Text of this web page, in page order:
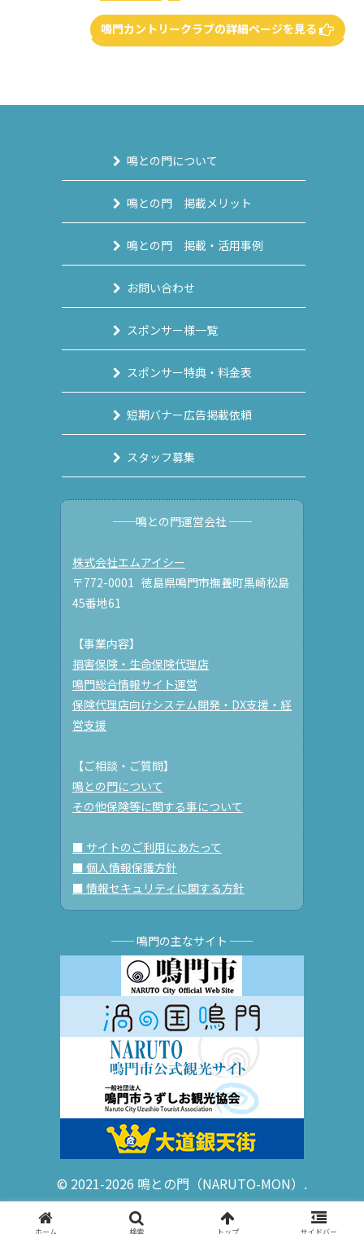
鳴門カントリークラブの詳細ページを見る
鳴との門について
鳴との門 掲載メリット
鳴との門 掲載・活用事例
お問い合わせ
スポンサー様一覧
スポンサー特典・料金表
短期バナー広告掲載依頼
スタッフ募集
──鳴との門運営会社 ──
株式会社エムアイシー
〒772-0001 徳島県鳴門市撫養町黒崎松島
45番地61
【事業内容】
損害保険・生命保険代理店
鳴門総合情報サイト運営
保険代理店向けシステム開発・DX支援・経
営支援
【ご相談・ご質問】
鳴との門について
その他保険等に関する事について
■ サイトのご利用にあたって
■ 個人情報保護方針
■ 情報セキュリティに関する方針
── 鳴門の主なサイト ──
© 2021-2026 鳴との門（NARUTO-MON）.